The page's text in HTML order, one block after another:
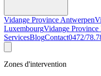
Vidange Province Antwerpen
LuxembourgVidange Province
ServicesBlogContact0472/
Zones d'intervention